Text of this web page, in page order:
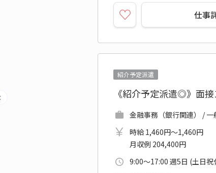
仕事
紹介予定派遣
《紹介予定派遣◎》面
金融事務（銀行関連） / 一
時給 1,460円～1,460円
月収例 204,400円
9:00～17:00 週5日 (土日祝